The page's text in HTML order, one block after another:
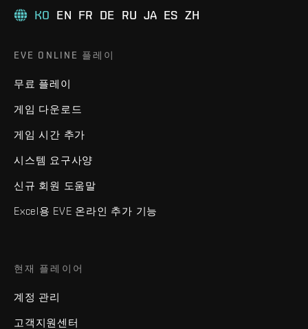
KO EN FR DE RU JA ES ZH
EVE ONLINE 플레이
무료 플레이
게임 다운로드
게임 시간 추가
시스템 요구사양
신규 회원 도움말
Excel용 EVE 온라인 추가 기능
현재 플레이어
계정 관리
고객지원센터